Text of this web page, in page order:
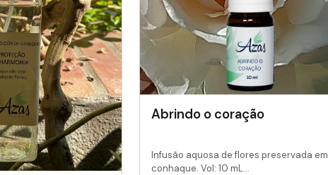
Abrindo o coração
Infusão aquosa de flores preservada em
conhaque. Vol: 10 mL...